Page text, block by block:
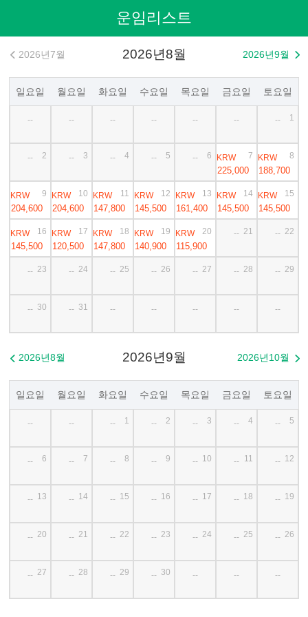
운임리스트
2026년8월
 2026년7월 2026년9월 
일요일 월요일 화요일 수요일 목요일 금요일 토요일
-- -- -- -- -- -- -- 1
-- 2 -- 3 -- 4 -- 5 -- 6 KRW
225,000
7 KRW
188,700
8
KRW
204,600
9 KRW
204,600
10 KRW
147,800
11 KRW
145,500
12 KRW
161,400
13 KRW
145,500
14 KRW
145,500
15
KRW
145,500
16 KRW
120,500
17 KRW
147,800
18 KRW
140,900
19 KRW
115,900
20 -- 21 -- 22
-- 23 -- 24 -- 25 -- 26 -- 27 -- 28 -- 29
-- 30 -- 31 -- -- -- -- --
2026년9월
 2026년8월 2026년10월 
일요일 월요일 화요일 수요일 목요일 금요일 토요일
-- -- -- 1 -- 2 -- 3 -- 4 -- 5
-- 6 -- 7 -- 8 -- 9 -- 10 -- 11 -- 12
-- 13 -- 14 -- 15 -- 16 -- 17 -- 18 -- 19
-- 20 -- 21 -- 22 -- 23 -- 24 -- 25 -- 26
-- 27 -- 28 -- 29 -- 30 -- -- --